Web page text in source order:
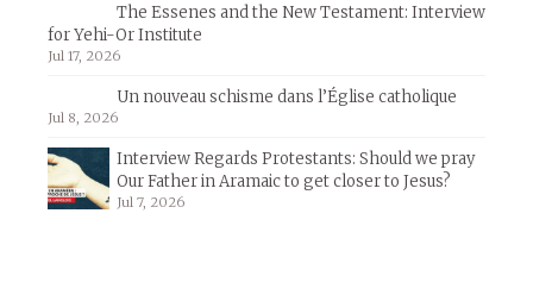
The Essenes and the New Testament: Interview
for Yehi-Or Institute
Jul 17, 2026
Un nouveau schisme dans l’Église catholique
Jul 8, 2026
Interview Regards Protestants: Should we pray
Our Father in Aramaic to get closer to Jesus?
Jul 7, 2026